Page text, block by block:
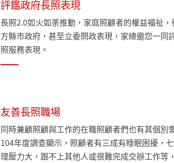
評鑑政府長照表現
長照2.0如火如荼推動，家庭照顧者的權益福祉
方縣市政府，甚至立委問政表現，家總邀您一同
照服務表現。
友善長照職場
同時兼顧照顧與工作的在職照顧者們也有其個別
104年度調查顯示，照顧者有三成有睡眠困擾，
理壓力大，跟不上其他人或很難完成交辦工作等